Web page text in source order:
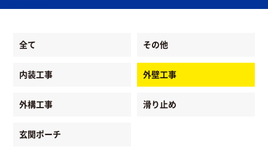
滑り止め
工事内容
施工事例
採用情報
全て その他
内装工事 外壁工事
外構工事 滑り止め
玄関ポーチ